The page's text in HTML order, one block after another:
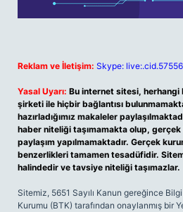
Reklam ve İletişim: Skype:
Yasal Uyarı: Bu internet sitesi, herhangi
şirketi ile hiçbir bağlantısı
hazırladığımız makaleler
haber niteliği taşımamakta olup,
paylaşım yapılmamaktadır. Gerçek
benzerlikleri tamamen tesadüfidir.
halindedir ve tavsiye niteliği taşımazlar.
Sitemiz, 5651 Sayılı Kanun gereğince
Kurumu (BTK) tarafından onaylanmış bir